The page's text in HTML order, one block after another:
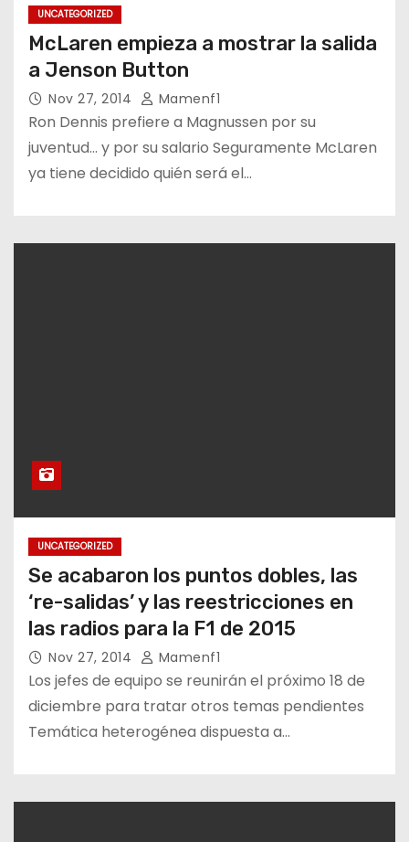
UNCATEGORIZED
McLaren empieza a mostrar la salida
a Jenson Button
Nov 27, 2014 Mamenf1
Ron Dennis prefiere a Magnussen por su
juventud… y por su salario Seguramente McLaren
ya tiene decidido quién será el…
UNCATEGORIZED
Se acabaron los puntos dobles, las
‘re-salidas’ y las reestricciones en
las radios para la F1 de 2015
Nov 27, 2014 Mamenf1
Los jefes de equipo se reunirán el próximo 18 de
diciembre para tratar otros temas pendientes
Temática heterogénea dispuesta a…